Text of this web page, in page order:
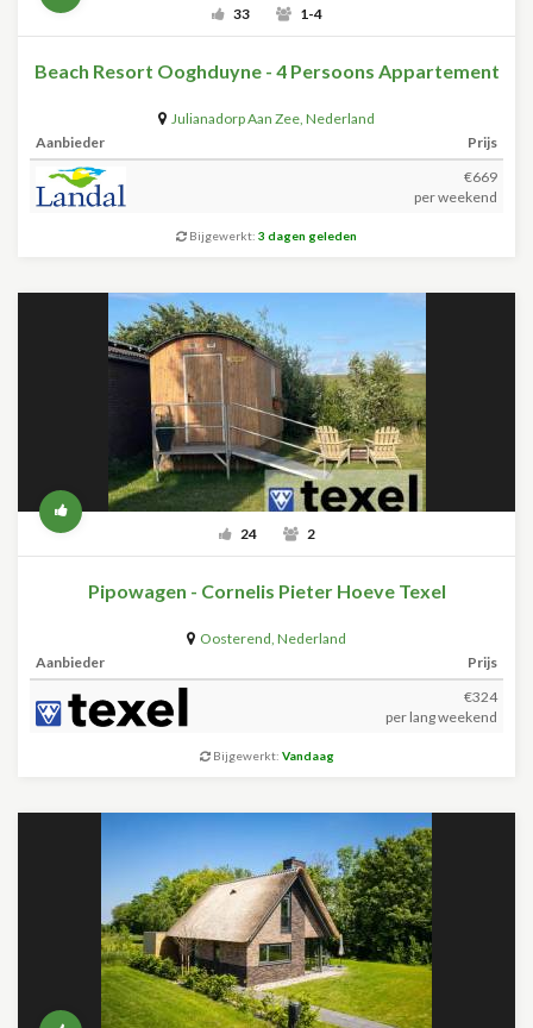
33 1-4
Beach Resort Ooghduyne - 4 Persoons Appartement
Julianadorp Aan Zee, Nederland
Aanbieder
Prijs
€669
per weekend
Bijgewerkt: 3 dagen geleden
24 2
Pipowagen - Cornelis Pieter Hoeve Texel
Oosterend, Nederland
Aanbieder
Prijs
€324
per lang weekend
Bijgewerkt: Vandaag